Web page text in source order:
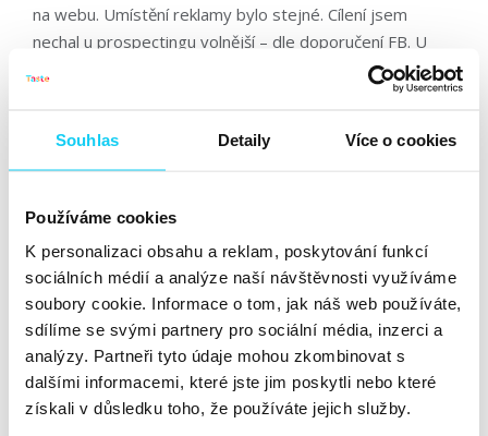
Souhlas Detaily Více o cookies
Používáme cookies
K personalizaci obsahu a reklam, poskytování funkcí
sociálních médií a analýze naší návštěvnosti využíváme
soubory cookie. Informace o tom, jak náš web používáte,
sdílíme se svými partnery pro sociální média, inzerci a
analýzy. Partneři tyto údaje mohou zkombinovat s
dalšími informacemi, které jste jim poskytli nebo které
získali v důsledku toho, že používáte jejich služby.
na webu. Umístění reklamy bylo stejné. Cílení jsem
nechal u prospectingu volnější – dle doporučení FB. U
konverzních kampaní šlo nejčastěji o cílení demografické,
Ukazuji čísla za celkové období, kdy prospecting běžel
déle. Proto je celková investice do DABA zhruba 4×
vyšší. Nicméně tempo (průměrná denní útrata) bylo
velmi podobné. Ale dívejme se především na poměrové
ukazatele. Pomocí dynamického prospectingu jsme
2× levnější návštěvy na webu. Míra